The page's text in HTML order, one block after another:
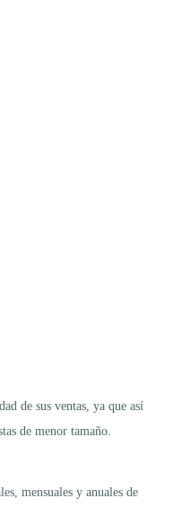
de sus ventas, ya que así
de menor tamaño.
mensuales y anuales de